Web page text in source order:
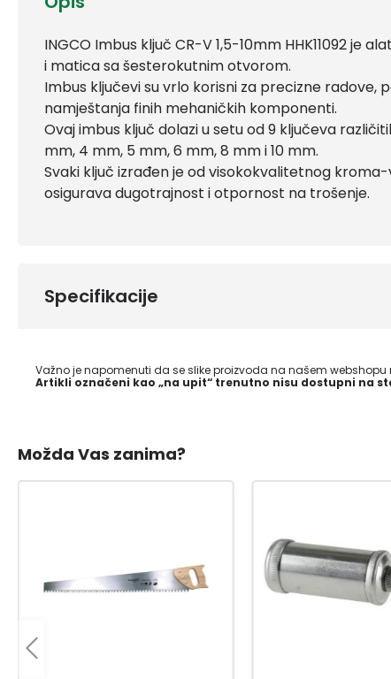
INGCO Imbus ključ CR-V 1,5-10mm HHK11092 je
i matica sa šesterokutnim otvorom.
Imbus ključevi su vrlo korisni za precizne radove,
namještanja finih mehaničkih komponenti.
Ovaj imbus ključ dolazi u setu od 9 ključeva
mm, 4 mm, 5 mm, 6 mm, 8 mm i 10 mm.
Svaki ključ izrađen je od visokokvalitetnog
osigurava dugotrajnost i otpornost na trošenje.
Specifikacije
Važno je napomenuti da se slike proizvoda na našem
Artikli označeni kao „na upit“ trenutno nisu dostupni na
Možda Vas zanima?